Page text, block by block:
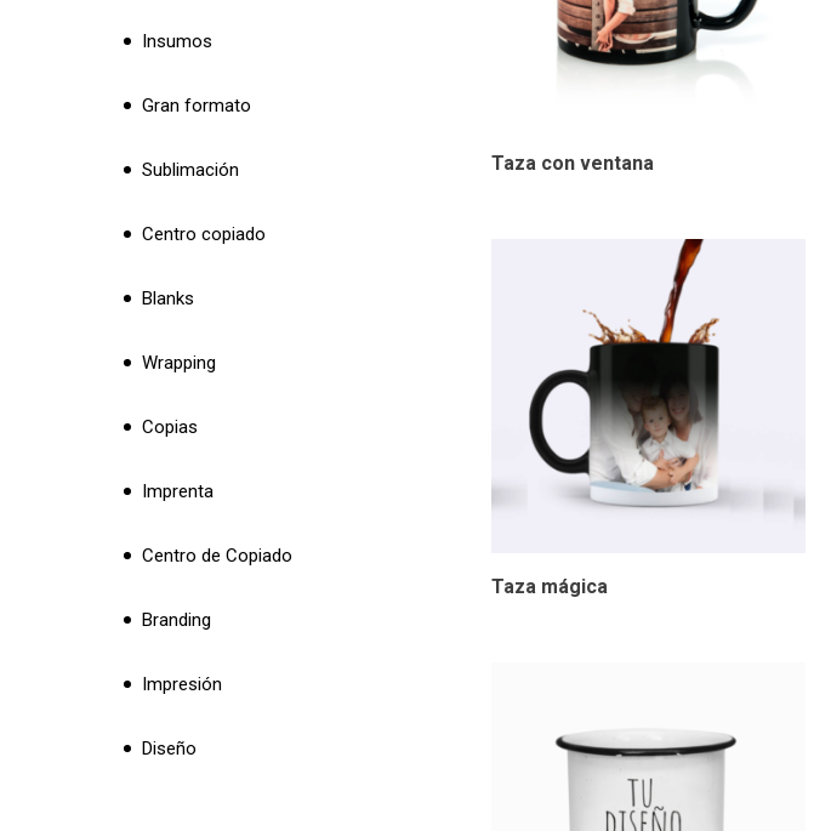
Taza con ventana
Taza mágica
Insumos
Gran formato
Sublimación
Centro copiado
Blanks
Wrapping
Copias
Imprenta
Centro de Copiado
Branding
Impresión
Diseño